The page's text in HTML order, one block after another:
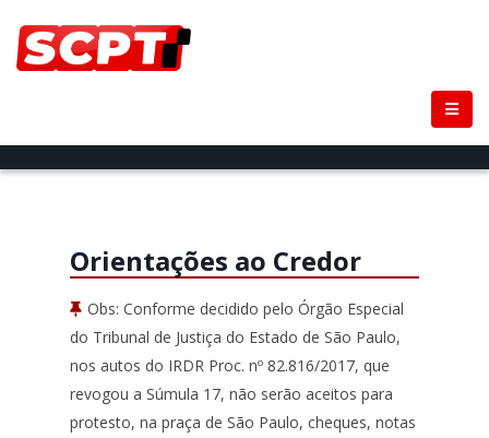
Orientações ao Credor
Obs: Conforme decidido pelo Órgão Especial
do Tribunal de Justiça do Estado de São Paulo,
nos autos do IRDR Proc. nº 82.816/2017, que
revogou a Súmula 17, não serão aceitos para
protesto, na praça de São Paulo, cheques, notas